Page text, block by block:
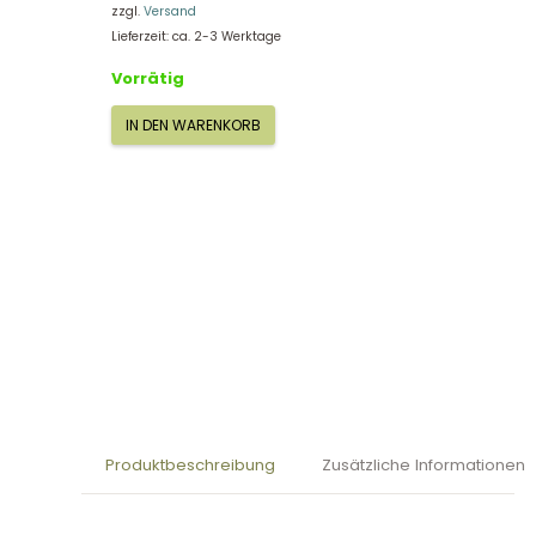
zzgl. Versand
Lieferzeit: ca. 2-3 Werktage
Vorrätig
Anhänger
IN DEN WARENKORB
Produktbeschreibung Zusätzliche Informationen